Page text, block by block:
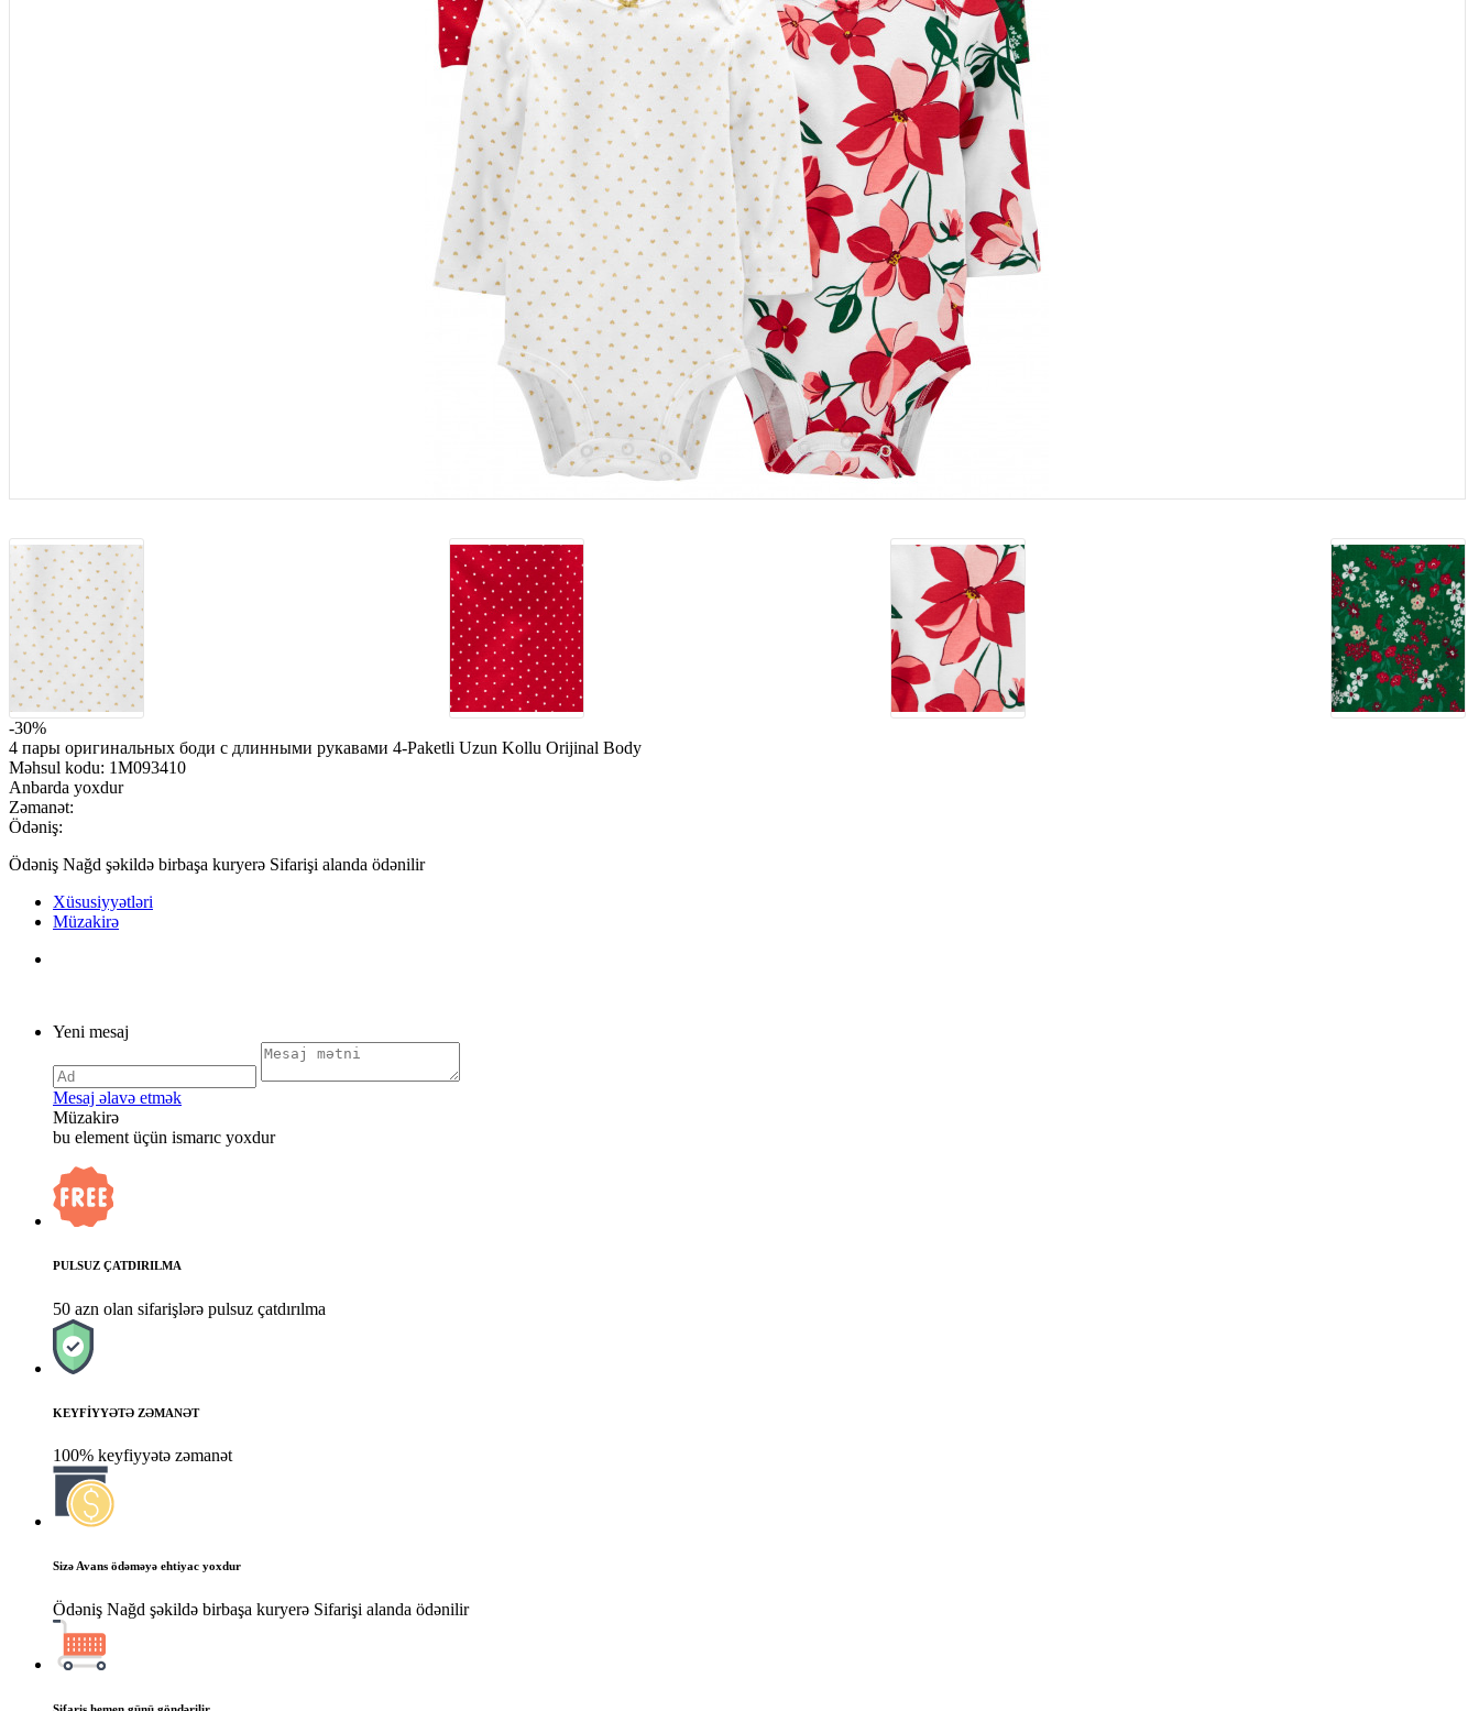
-30%
4 пары оригинальных боди с длинными рукавами 4-Paketli Uzun Kollu Orijinal Body
Məhsul kodu: 1M093410
Anbarda yoxdur
Zəmanət:
Ödəniş:
Ödəniş Nağd şəkildə birbaşa kuryerə Sifarişi alanda ödənilir
Xüsusiyyətləri
Müzakirə
Yeni mesaj
Mesaj əlavə etmək
Müzakirə
bu element üçün ismarıc yoxdur
PULSUZ ÇATDIRILMA
50 azn olan sifarişlərə pulsuz çatdırılma
KEYFİYYƏTƏ ZƏMANƏT
100% keyfiyyətə zəmanət
Sizə Avans ödəməyə ehtiyac yoxdur
Ödəniş Nağd şəkildə birbaşa kuryerə Sifarişi alanda ödənilir